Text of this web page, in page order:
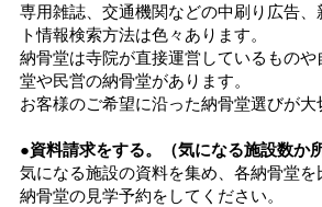
専用雑誌、交通機関などの中刷り広告
ト情報検索方法は色々あります。
納骨堂は寺院が直接運営しているもの
堂や民営の納骨堂があります。
お客様のご希望に沿った納骨堂選びが大
●資料請求をする。（気になる施設数か所
気になる施設の資料を集め、各納骨堂を
納骨堂の見学予約をしてください。